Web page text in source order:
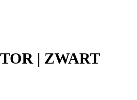
| ZWART